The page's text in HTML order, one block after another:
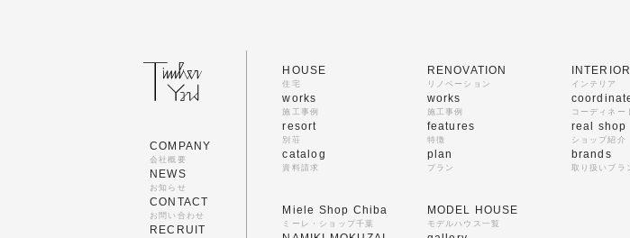
COMPANY
会社概要
NEWS
お知らせ
CONTACT
お問い合わせ
RECRUIT
HOUSE
住宅
works
施工事例
resort
別荘
catalog
資料請求
RENOVATION
リノベーション
works
施工事例
features
特徴
plan
プラン
INTERIOR
インテリア
コーディネー
real shop
ショップ紹介
brands
取り扱いブラ
Miele Shop Chiba
ミーレ・ショップ千葉
MODEL HOUSE
モデルハウス一覧